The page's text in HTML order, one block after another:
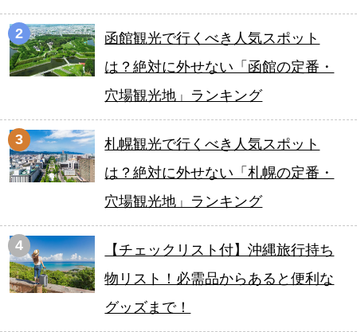
2
函館観光で行くべき人気スポット
は？絶対に外せない「函館の定番・
穴場観光地」ランキング
3
札幌観光で行くべき人気スポット
は？絶対に外せない「札幌の定番・
穴場観光地」ランキング
4
【チェックリスト付】沖縄旅行持ち
物リスト！必需品からあると便利な
グッズまで！